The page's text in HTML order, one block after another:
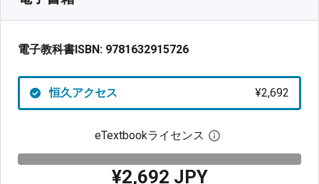
電子教科書ISBN: 9781632915726
恒久アクセス ¥2,692
eTextbookライセンス デジタルライセン
¥2,692 JPY